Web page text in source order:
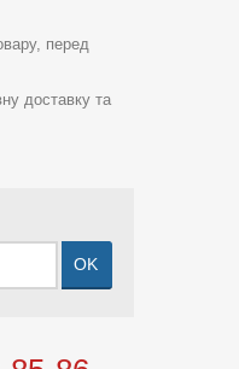
перед
доставку та
OK